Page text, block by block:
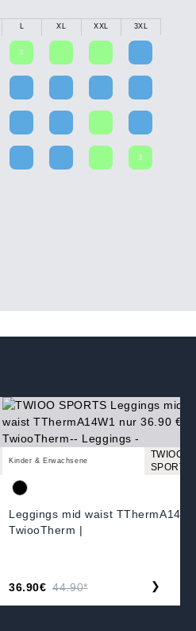
L XL XXL 3XL
3
3
Kinder & Erwachsene
TWIOO
SPORTS
Leggings mid waist
TwiooTherm |
36.90€ 44.90* ❯